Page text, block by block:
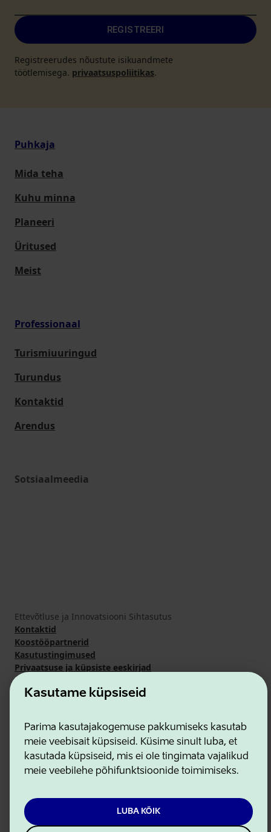
Kasutame küpsiseid
Parima kasutajakogemuse pakkumiseks kasutab
meie veebisait küpsiseid. Küsime sinult luba, et
kasutada küpsiseid, mis ei ole tingimata vajalikud
meie veebilehe põhifunktsioonide toimimiseks.
LUBA KÕIK
REGISTREERI
Registreerudes nõustute isikuandmete
töötlemisega. privaatsuspoliitikas.
Puhkaja
Mida teha
Kuhu minna
Planeeri
Üritused
Meist
Professionaal
Turismiuuringud
Turundus
Kontaktid
Arendus
Sotsiaalmeedia
Ettevõtluse ja Innovatsiooni Sihtasutus
Kontaktid
Koostööpartnerid
Kasutustingimused
Privaatsuse ja küpsiste eeskirjad